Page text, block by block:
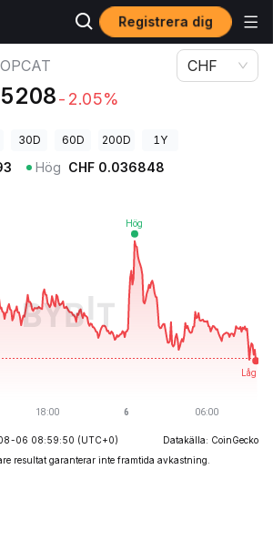
Registrera dig
-2.05%
CHF
30D 60D 200D 1Y
Hög CHF 0.036848
06 08:59:50 (UTC+0)
Datakälla: CoinGecko
resultat garanterar inte framtida avkastning.